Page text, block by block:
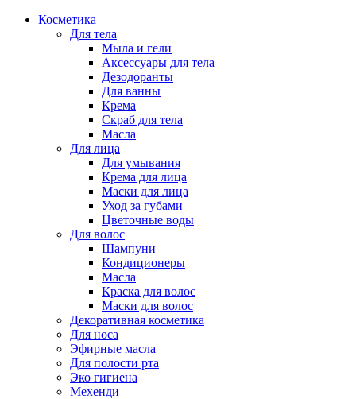
Косметика
Для тела
Мыла и гели
Аксессуары для тела
Дезодоранты
Для ванны
Крема
Скраб для тела
Масла
Для лица
Для умывания
Крема для лица
Маски для лица
Уход за губами
Цветочные воды
Для волос
Шампуни
Кондиционеры
Масла
Краска для волос
Маски для волос
Декоративная косметика
Для носа
Эфирные масла
Для полости рта
Эко гигиена
Мехенди